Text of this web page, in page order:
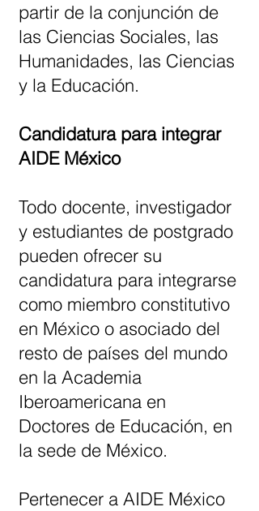
partir de la conjunción de
las Ciencias Sociales, las
Humanidades, las Ciencias
y la Educación.
Candidatura para integrar
AIDE México
Todo docente, investigador
y estudiantes de postgrado
pueden ofrecer su
candidatura para integrarse
como miembro constitutivo
en México o asociado del
resto de países del mundo
en la Academia
Iberoamericana en
Doctores de Educación, en
la sede de México.
Pertenecer a AIDE México